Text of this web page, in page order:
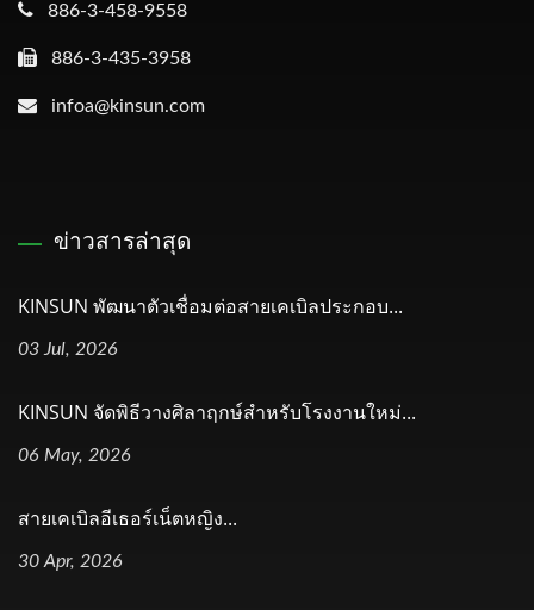
886-3-458-9558
886-3-435-3958
infoa@kinsun.com
ข่าวสารล่าสุด
KINSUN พัฒนาตัวเชื่อมต่อสายเคเบิลประกอบ...
03 Jul, 2026
KINSUN จัดพิธีวางศิลาฤกษ์สำหรับโรงงานใหม่...
06 May, 2026
สายเคเบิลอีเธอร์เน็ตหญิง...
30 Apr, 2026